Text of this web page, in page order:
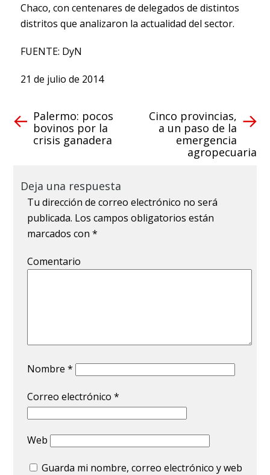
Chaco, con centenares de delegados de distintos
distritos que analizaron la actualidad del sector.
FUENTE: DyN
21 de julio de 2014
Palermo: pocos
bovinos por la
crisis ganadera
Cinco provincias,
a un paso de la
emergencia
agropecuaria
Deja una respuesta
Tu dirección de correo electrónico no será
publicada. Los campos obligatorios están
marcados con*
Comentario
Nombre*
Correo electrónico*
Web
Guarda mi nombre, correo electrónico y web